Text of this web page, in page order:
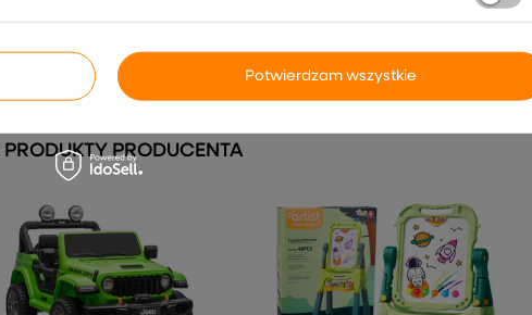
PRODUKTY PRODUCENTA
Potwierdzam wszystkie